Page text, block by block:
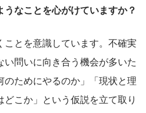
なことを心がけていますか？
とを意識しています。不確実
問いに向き合う機会が多いた
ためにやるのか」「現状と理
こか」という仮説を立て取り